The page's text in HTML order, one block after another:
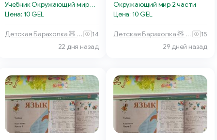
Учебник Окружающий мир 2 класс
Цена: 10 GEL
Детская Барахолка 🧸 Батуми
14
22 дня назад
Окружающий мир 2 части
Цена: 10 GEL
Детская Барахолка 🧸 Батуми
15
29 дней назад